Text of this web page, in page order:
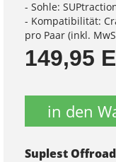
- Sohle:
- Kompatibilität:
pro Paar (inkl.
149,95
in den
Suplest Offroad